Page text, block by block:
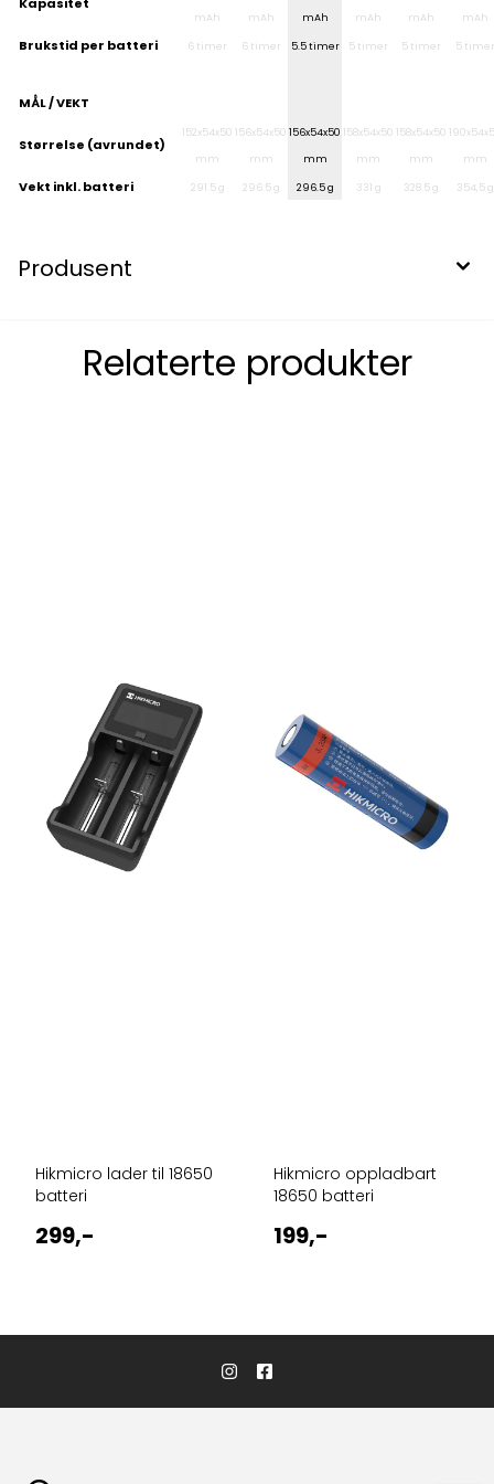
mAh
mAh
mAh
mAh
mAh
mAh
Brukstid per batteri 6 timer 6 timer 5.5 timer 5 timer 5 timer 5 timer
MÅL / VEKT
Størrelse (avrundet)
152x54x50
mm
156x54x50
mm
156x54x50
mm
158x54x50
mm
158x54x50
mm
mm
Vekt inkl. batteri 291.5 g 296.5 g 296.5 g 331 g 328.5 g 354,5 g
Produsent
Relaterte produkter
Hikmicro lader til 18650
batteri
299,-
Hikmicro oppladbart
18650 batteri
199,-